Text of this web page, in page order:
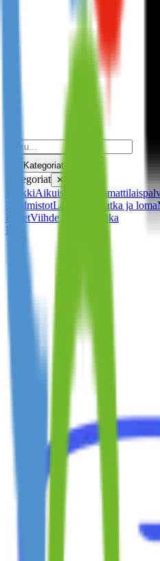
Kategoriat
Kategoriat ✕
KaikkiAikuisviihde
ohjelmistotLaki Matka ja loma
lapsetViihde ja vapaa-aika
Laki